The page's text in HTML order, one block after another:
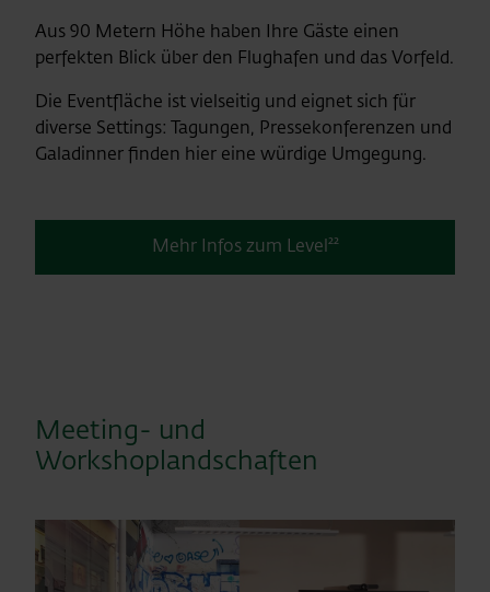
Aus 90 Metern Höhe haben Ihre Gäste einen
perfekten Blick über den Flughafen und das Vorfeld.
Die Eventfläche ist vielseitig und eignet sich für
diverse Settings: Tagungen, Pressekonferenzen und
Galadinner finden hier eine würdige Umgegung.
Mehr Infos zum Level²²
Meeting- und
Workshoplandschaften